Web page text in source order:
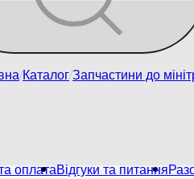
КаталогЗапчастини до
оплатаВідгуки та питання